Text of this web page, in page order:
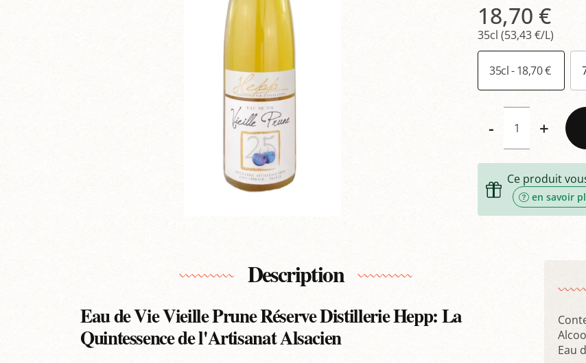
18,70 €
35cl (53,43 €/L)
35cl - 18,70 €
- +
Ce produit
en savoir
Description
Eau de Vie Vieille Prune Réserve Distillerie Hepp: La
Quintessence de l'Artisanat Alsacien
Eau